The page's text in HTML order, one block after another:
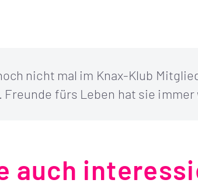
nicht mal im Knax-Klub
Freunde fürs Leben hat sie immer
auch